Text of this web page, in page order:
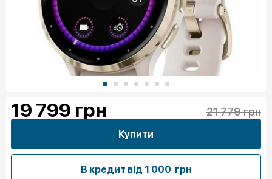
19 799 грн 21 779 грн
Купити
В кредит від 1 000 грн